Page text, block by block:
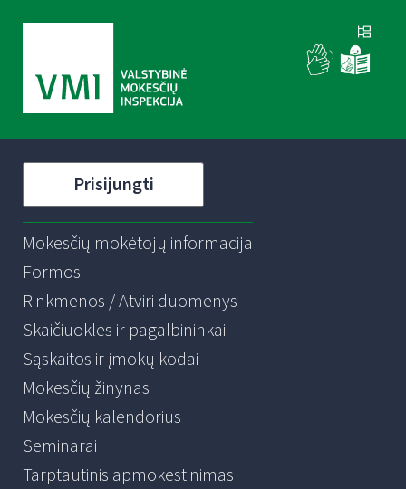
Prisijungti
Mokesčių mokėtojų informacija
Formos
Rinkmenos / Atviri duomenys
Skaičiuoklės ir pagalbininkai
Sąskaitos ir įmokų kodai
Mokesčių žinynas
Mokesčių kalendorius
Seminarai
Tarptautinis apmokestinimas